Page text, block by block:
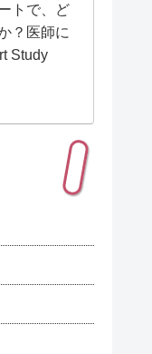
トで、ど
？医師に
Study